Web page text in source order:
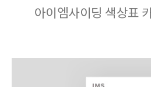
아이엠사이딩 색상표